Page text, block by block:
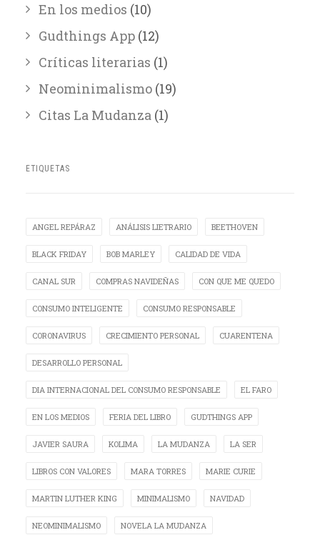
En los medios (10)
Gudthings App (12)
Críticas literarias (1)
Neominimalismo (19)
Citas La Mudanza (1)
ETIQUETAS
ANGEL REPÁRAZ ANÁLISIS LIETRARIO BEETHOVEN
BLACK FRIDAY BOB MARLEY CALIDAD DE VIDA
CANAL SUR COMPRAS NAVIDEÑAS CON QUE ME QUEDO
CONSUMO INTELIGENTE CONSUMO RESPONSABLE
CORONAVIRUS CRECIMIENTO PERSONAL CUARENTENA
DESARROLLO PERSONAL
DIA INTERNACIONAL DEL CONSUMO RESPONSABLE EL FARO
EN LOS MEDIOS FERIA DEL LIBRO GUDTHINGS APP
JAVIER SAURA KOLIMA LA MUDANZA LA SER
LIBROS CON VALORES MARA TORRES MARIE CURIE
MARTIN LUTHER KING MINIMALISMO NAVIDAD
NEOMINIMALISMO NOVELA LA MUDANZA